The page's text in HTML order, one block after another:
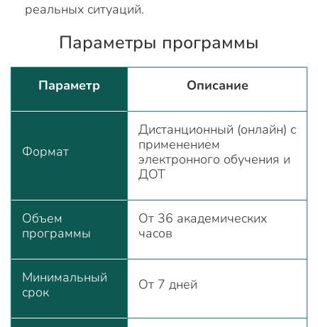
реальных ситуаций.
Параметры программы
Параметр Описание
Формат
Дистанционный (онлайн) с
применением
электронного обучения и
ДОТ
Объем
программы
От 36 академических
часов
Минимальный
срок
От 7 дней